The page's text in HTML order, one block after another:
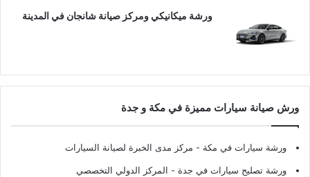
ورشة ميكانيكي ومركز صيانة شانجان في المدينة
ورش صيانة سيارات مميزة في مكة و جدة
ورشة سيارات في مكة - مركز مدى الخبرة لصيانة السيارات
ورشة تصليح سيارات في جدة - المركز الدولي التخصصي